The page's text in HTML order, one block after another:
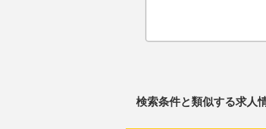
検索条件と類似する求人